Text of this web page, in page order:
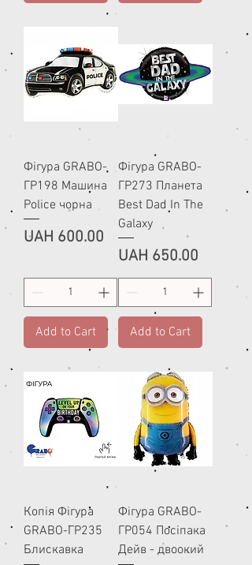
Фігура GRABO-
ГР198 Машина
Police чорна
Price
UAH 600.00
Add to Cart
Фігура GRABO-
ГР273 Планета
Best Dad In The
Galaxy
Price
UAH 650.00
Add to Cart
Копія Фігура
GRABO-ГР235
Блискавка
Фігура GRABO-
ГР054 Посіпака
Дейв - двоокий